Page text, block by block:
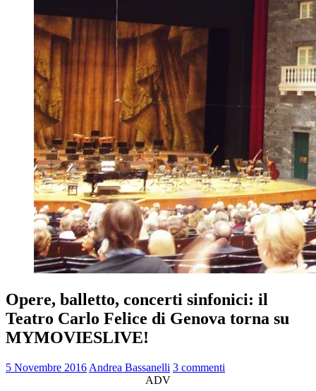
Opere, balletto, concerti sinfonici: il
Teatro Carlo Felice di Genova torna su
MYMOVIESLIVE!
5 Novembre 2016 Andrea Bassanelli 3 commenti
ADV